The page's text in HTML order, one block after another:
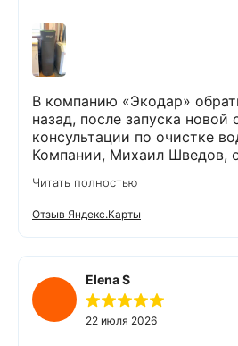
В компанию «Экодар» обратился два года
назад, после запуска новой
консультации по очистке
Компании, Михаил Шведов,
подобрать оптимальный
офис для заключения
«Экодар компакт», которое
существенно снизило
убрало посторонние
мягкой и приятной на вкус.
доволен сотрудничеством с
«Экодар». Рекомендую.
Читать полностью
Отзыв Яндекс.Карты
Elena S
22 июля 2026